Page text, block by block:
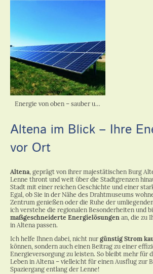
Energie von oben – sauber und grenzenlos.
Altena im Blick – Ihre
vor Ort
Altena, geprägt von ihrer majestätischen Burg
Lenne thront und weit über die Stadtgrenzen
Stadt mit einer reichen Geschichte und einer
Egal, ob Sie in der Nähe des Drahtmuseums
Zentrum genießen oder die Ruhe der
ich verstehe die regionalen Besonderheiten und
maßgeschneiderte Energielösungen an, die zu
in Altena passen.
Ich helfe Ihnen dabei, nicht nur günstig Strom
können, sondern auch einen Beitrag zu einer
Energieversorgung zu leisten. So bleibt mehr für
Leben in Altena – vielleicht für einen Ausflug zur
Spaziergang entlang der Lenne!